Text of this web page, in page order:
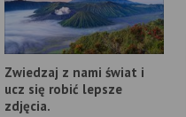
Zwiedzaj z nami świat i
ucz się robić lepsze
zdjęcia.